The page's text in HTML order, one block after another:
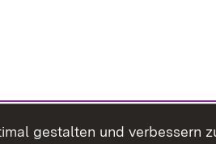
gestalten und verbessern